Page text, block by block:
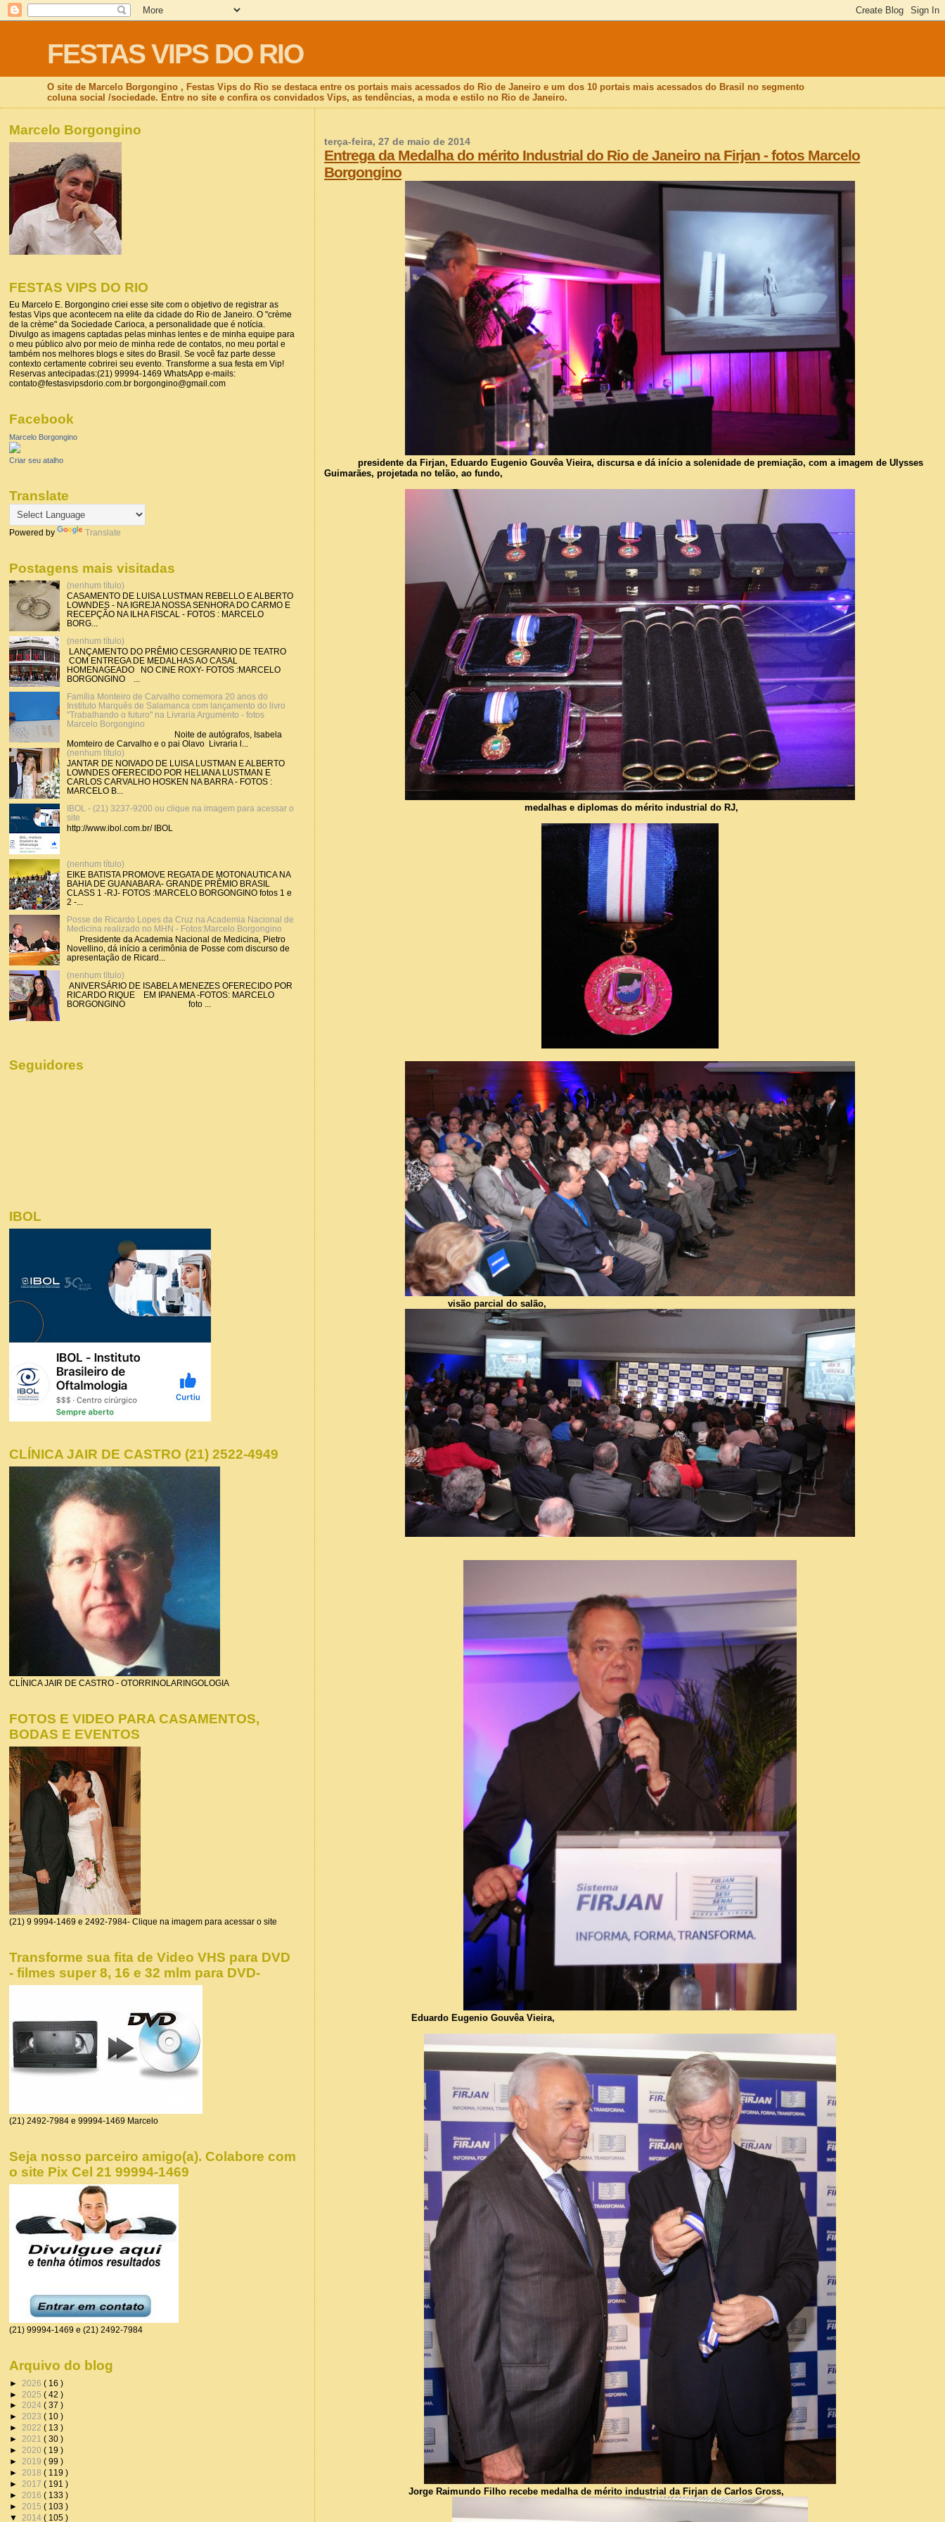
FESTAS VIPS DO RIO
O site de Marcelo Borgongino , Festas Vips do Rio se destaca entre os portais mais acessados do Rio de Janeiro e um dos 10 portais mais acessados do Brasil no segmento
coluna social /sociedade. Entre no site e confira os convidados Vips, as tendências, a moda e estilo no Rio de Janeiro.
terça-feira, 27 de maio de 2014
Entrega da Medalha do mérito Industrial do Rio de Janeiro na Firjan - fotos Marcelo
Borgongino
presidente da Firjan, Eduardo Eugenio Gouvêa Vieira, discursa e dá início a solenidade de premiação, com a imagem de Ulysses
Guimarães, projetada no telão, ao fundo,
medalhas e diplomas do mérito industrial do RJ,
visão parcial do salão,
Eduardo Eugenio Gouvêa Vieira,
Jorge Raimundo Filho recebe medalha de mérito industrial da Firjan de Carlos Gross,
Marcelo Borgongino
FESTAS VIPS DO RIO
Eu Marcelo E. Borgongino criei esse site com o objetivo de registrar as
festas Vips que acontecem na elite da cidade do Rio de Janeiro. O "crème
de la crème" da Sociedade Carioca, a personalidade que é notícia.
Divulgo as imagens captadas pelas minhas lentes e de minha equipe para
o meu público alvo por meio de minha rede de contatos, no meu portal e
também nos melhores blogs e sites do Brasil. Se você faz parte desse
contexto certamente cobrirei seu evento. Transforme a sua festa em Vip!
Reservas antecipadas:(21) 99994-1469 WhatsApp e-mails:
contato@festasvipsdorio.com.br borgongino@gmail.com
Facebook
Marcelo Borgongino
Criar seu atalho
Translate
Powered by Translate
Postagens mais visitadas
(nenhum título)
CASAMENTO DE LUISA LUSTMAN REBELLO E ALBERTO
LOWNDES - NA IGREJA NOSSA SENHORA DO CARMO E
RECEPÇÃO NA ILHA FISCAL - FOTOS : MARCELO
BORG...
(nenhum título)
LANÇAMENTO DO PRÊMIO CESGRANRIO DE TEATRO
COM ENTREGA DE MEDALHAS AO CASAL
HOMENAGEADO NO CINE ROXY- FOTOS :MARCELO
BORGONGINO ...
Família Monteiro de Carvalho comemora 20 anos do
Instituto Marquês de Salamanca com lançamento do livro
"Trabalhando o futuro" na Livraria Argumento - fotos
Marcelo Borgongino
Noite de autógrafos, Isabela
Momteiro de Carvalho e o pai Olavo Livraria l...
(nenhum título)
JANTAR DE NOIVADO DE LUISA LUSTMAN E ALBERTO
LOWNDES OFERECIDO POR HELIANA LUSTMAN E
CARLOS CARVALHO HOSKEN NA BARRA - FOTOS :
MARCELO B...
IBOL - (21) 3237-9200 ou clique na imagem para acessar o
site
http://www.ibol.com.br/ IBOL
(nenhum título)
EIKE BATISTA PROMOVE REGATA DE MOTONAUTICA NA
BAHIA DE GUANABARA- GRANDE PRÊMIO BRASIL
CLASS 1 -RJ- FOTOS :MARCELO BORGONGINO fotos 1 e
2 -...
Posse de Ricardo Lopes da Cruz na Academia Nacional de
Medicina realizado no MHN - Fotos:Marcelo Borgongino
Presidente da Academia Nacional de Medicina, Pietro
Novellino, dá início a cerimônia de Posse com discurso de
apresentação de Ricard...
(nenhum título)
ANIVERSÁRIO DE ISABELA MENEZES OFERECIDO POR
RICARDO RIQUE EM IPANEMA -FOTOS: MARCELO
BORGONGINO foto ...
Seguidores
IBOL
CLÍNICA JAIR DE CASTRO (21) 2522-4949
CLÍNICA JAIR DE CASTRO - OTORRINOLARINGOLOGIA
FOTOS E VIDEO PARA CASAMENTOS,
BODAS E EVENTOS
(21) 9 9994-1469 e 2492-7984- Clique na imagem para acessar o site
Transforme sua fita de Video VHS para DVD
- filmes super 8, 16 e 32 mlm para DVD-
(21) 2492-7984 e 99994-1469 Marcelo
Seja nosso parceiro amigo(a). Colabore com
o site Pix Cel 21 99994-1469
(21) 99994-1469 e (21) 2492-7984
Arquivo do blog
► 2026 ( 16 )
► 2025 ( 42 )
► 2024 ( 37 )
► 2023 ( 10 )
► 2022 ( 13 )
► 2021 ( 30 )
► 2020 ( 19 )
► 2019 ( 99 )
► 2018 ( 119 )
► 2017 ( 191 )
► 2016 ( 133 )
► 2015 ( 103 )
▼ 2014 ( 105 )